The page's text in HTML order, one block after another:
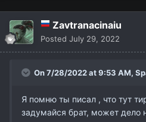
Zavtranacinaiu
Posted July 29, 2022
On 7/28/2022 at 9:53 AM,
Я помню ты писал , что тут
задумайся брат, может дело